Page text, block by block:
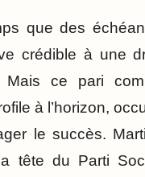
que des
crédible à une
ce pari
à l’horizon,
le succès.
tête du Parti